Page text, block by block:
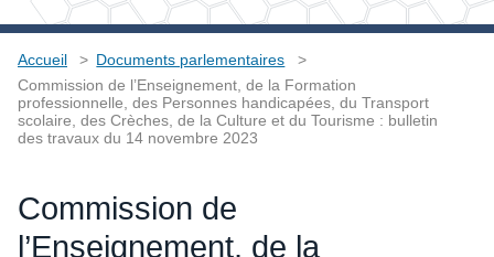
Transport scolaire, des
Crèches, de la Culture et du
Tourisme : bulletin des travaux
du 14 novembre 2023
Télécharger le fichier
Type